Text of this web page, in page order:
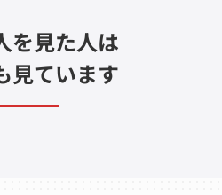
を見た人は
見ています